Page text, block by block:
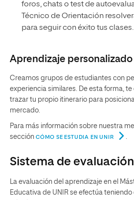
foros, chats o test de
Técnico de Orientación
para seguir con éxito tus clases.
Aprendizaje personalizado
Creamos grupos de estudiantes con
experiencia similares. De esta forma,
trazar tu propio itinerario para
mercado.
Para más información sobre nuestra
sección CÓMO SE ESTUDIA EN UNIR .
Sistema de evaluación
La evaluación del aprendizaje en el
Educativa de UNIR se efectúa